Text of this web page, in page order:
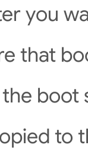
you
that
boot
to